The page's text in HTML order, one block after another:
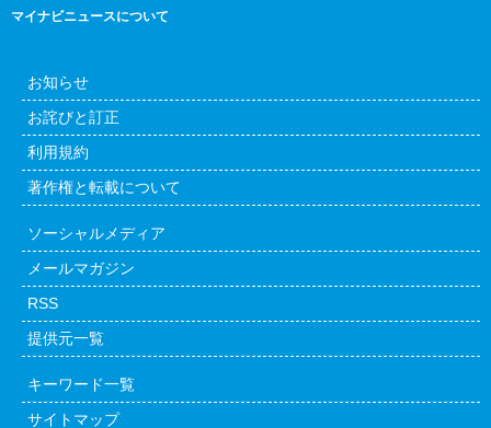
マイナビニュースについて
お知らせ
お詫びと訂正
利用規約
著作権と転載について
ソーシャルメディア
メールマガジン
RSS
提供元一覧
キーワード一覧
サイトマップ